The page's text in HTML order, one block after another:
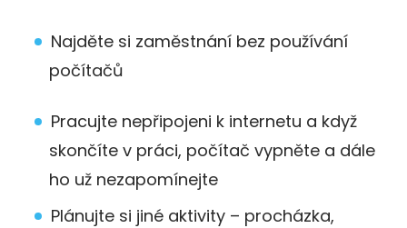
Najděte si zaměstnání bez používání
počítačů
Pracujte nepřipojeni k internetu a když
skončíte v práci, počítač vypněte a dále
ho už nezapomínejte
Plánujte si jiné aktivity – procházka,